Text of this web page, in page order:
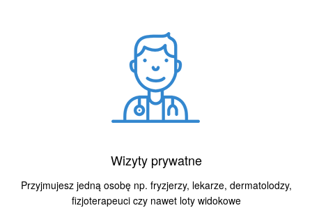
Wizyty prywatne
Przyjmujesz jedną osobę np. fryzjerzy, lekarze, dermatolodzy,
fizjoterapeuci czy nawet loty widokowe